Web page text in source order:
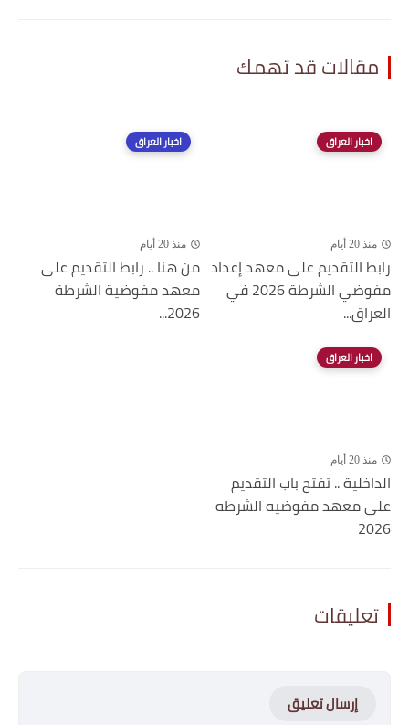
مقالات قد تهمك
اخبار العراق
منذ 20 أيام
رابط التقديم على معهد إعداد
مفوضي الشرطة 2026 في
العراق...
اخبار العراق
منذ 20 أيام
من هنا .. رابط التقديم على
معهد مفوضية الشرطة
2026...
اخبار العراق
منذ 20 أيام
الداخلية .. تفتح باب التقديم
على معهد مفوضيه الشرطه
2026
تعليقات
إرسال تعليق